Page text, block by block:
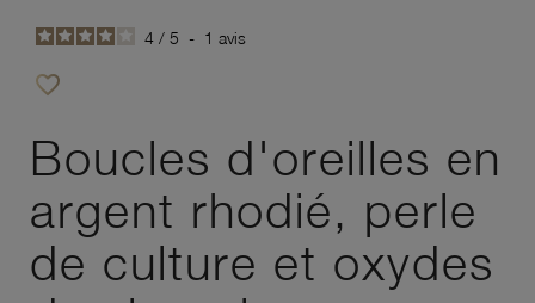
4 / 5 - 1 avis
favorite_border
Boucles d'oreilles en
argent rhodié, perle
de culture et oxydes